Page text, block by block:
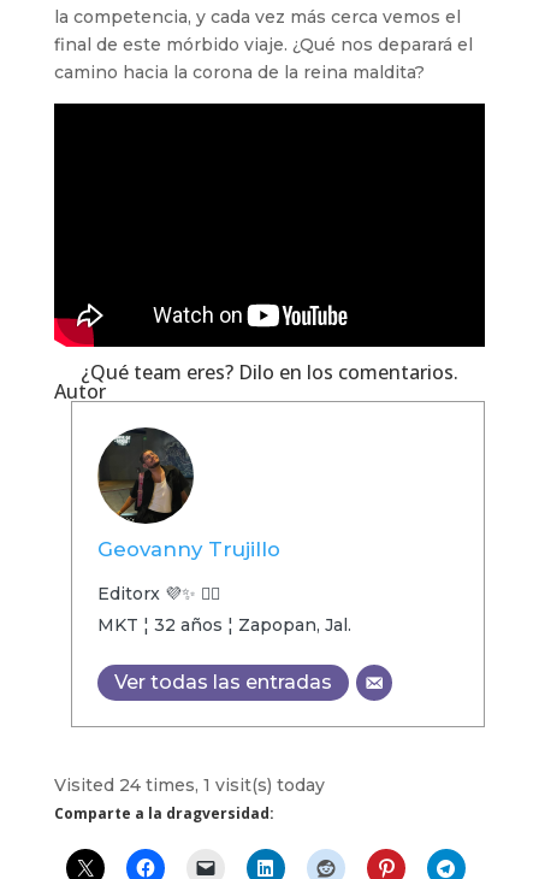
la competencia, y cada vez más cerca vemos el
final de este mórbido viaje. ¿Qué nos deparará el
camino hacia la corona de la reina maldita?
¿Qué team eres? Dilo en los comentarios.
Autor
Geovanny Trujillo
Editorx 💜✨ 🏳️‍🌈
MKT ¦ 32 años ¦ Zapopan, Jal.
Ver todas las entradas
Visited 24 times, 1 visit(s) today
Comparte a la dragversidad: